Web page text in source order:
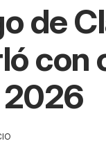
de
con